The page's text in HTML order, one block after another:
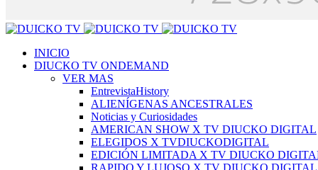
INICIO
DIUCKO TV ONDEMAND
VER MAS
EntrevistaHistory
ALIENÍGENAS ANCESTRALES
Noticias y Curiosidades
AMERICAN SHOW X TV DIUCKO DIGITAL
ELEGIDOS X TVDIUCKODIGITAL
EDICIÓN LIMITADA X TV DIUCKO
RAPIDO Y LUJOSO X TV DIUCKO DIGITAL